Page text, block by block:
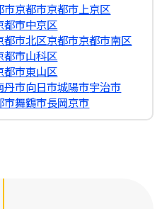
市京都市京都市上京区
都市中京区
都市北区京都市京都市南区
都市山科区
都市東山区
丹市向日市城陽市宇治市
市舞鶴市長岡京市